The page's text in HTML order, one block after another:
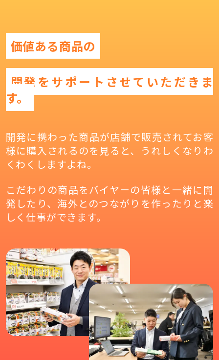
価値ある商品の
開発をサポートさせていただきま
す。
開発に携わった商品が店舗で販売されてお客
様に購入されるのを見ると、うれしくなりわ
くわくしますよね。
こだわりの商品をバイヤーの皆様と一緒に開
発したり、海外とのつながりを作ったりと楽
しく仕事ができます。